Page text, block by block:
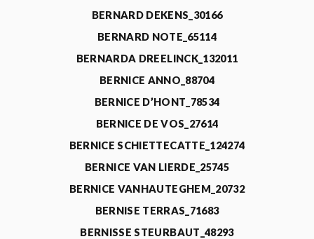
BERNARD DEKENS_30166
BERNARD NOTE_65114
BERNARDA DREELINCK_132011
BERNICE ANNO_88704
BERNICE D’HONT_78534
BERNICE DE VOS_27614
BERNICE SCHIETTECATTE_124274
BERNICE VAN LIERDE_25745
BERNICE VANHAUTEGHEM_20732
BERNISE TERRAS_71683
BERNISSE STEURBAUT_48293